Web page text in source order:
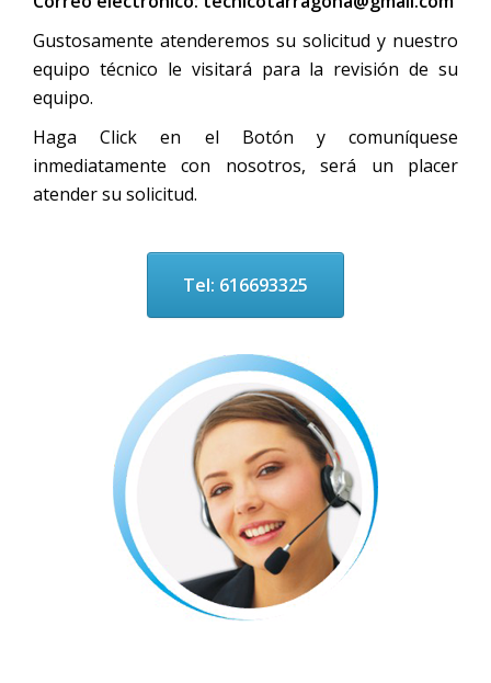
Gustosamente atenderemos su solicitud y nuestro
equipo técnico le visitará para la revisión de su
equipo.
Haga Click en el Botón y comuníquese
inmediatamente con nosotros, será un placer
atender su solicitud.
Tel: 616693325